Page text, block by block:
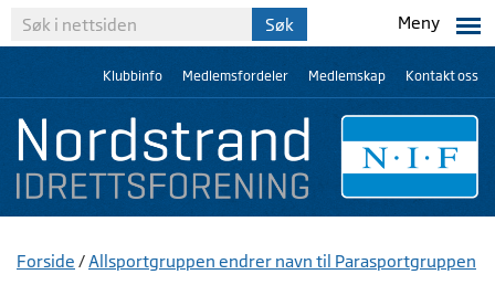
Meny
Klubbinfo Medlemsfordeler Medlemskap Kontakt oss
Forside /Allsportgruppen endrer navn til Parasportgruppen